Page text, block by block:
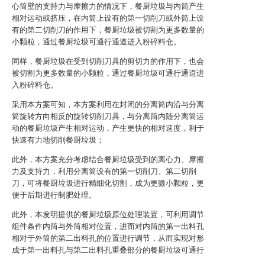
心筒壁的支持力与摩擦力的情况下，餐厨垃圾与内筒产生
相对运动或挤压，在内筒上设有的第一切削刀或外筒上设
有的第二切削刀的作用下，餐厨垃圾被切割为更多数量的
小颗粒，通过餐厨垃圾可通行通道进入粉碎料仓。
同样，餐厨垃圾在受到切削刀具的剪切力的作用下，也会
被切割为更多数量的小颗粒，通过餐厨垃圾可通行通道进
入粉碎料仓。
采用本方案可知，本方案利用在封闭的分离筒内沿与分离
筒旋转方向相反的旋转切削刀具，与分离筒内随分离筒运
动的餐厨垃圾产生相对运动，产生更快的相对速度，利于
快速有力地切削餐厨垃圾；
此外，本方案充分考虑结合餐厨垃圾受到的离心力、摩擦
力及支持力，利用分离筒设有的第一切削刀、第二切削
刀，可将餐厨垃圾进行精细化切割，成为更微小颗粒，更
便于后期进行制肥处理。
此外，本发明提供的餐厨垃圾原位处理装置，可利用调节
组件条件内筒与外筒相对位置，进而对内筒的第一出料孔
相对于外筒的第二出料孔的位置进行调节，从而实现对形
成于第一出料孔与第二出料孔重叠部分的餐厨垃圾可通行